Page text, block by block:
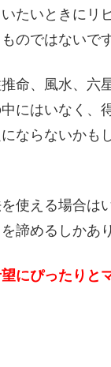
たいときにリ
のではないで
命、風水、六
にはいなく、
ならないかも
使える場合は
諦めるしかあ
にぴったりと